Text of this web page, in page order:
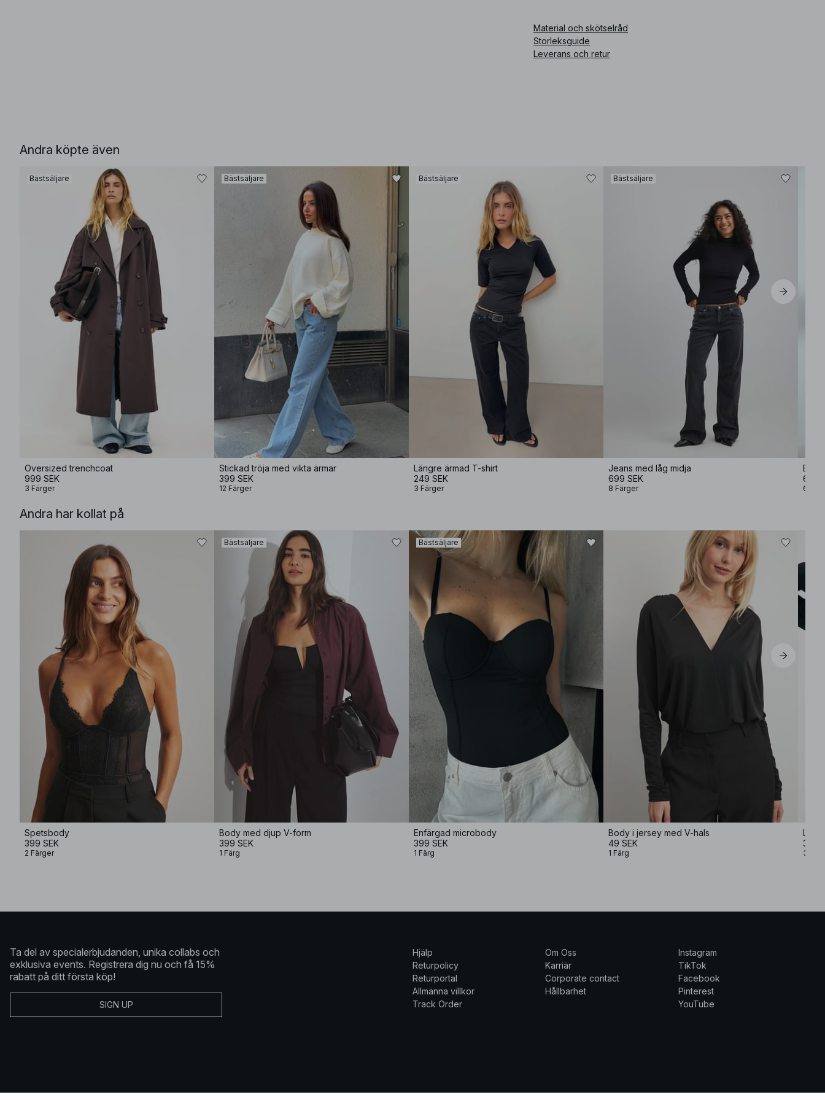
Material och skötselråd
Storleksguide
Leverans och retur
Andra köpte även
Bästsäljare
Oversized trenchcoat
999 SEK
3 Färger
Bästsäljare
Stickad tröja med vikta ärmar
399 SEK
12 Färger
Bästsäljare
Längre ärmad T-shirt
249 SEK
3 Färger
Bästsäljare
Jeans med låg midja
699 SEK
8 Färger
699
6
Andra har kollat på
Spetsbody
399 SEK
2 Färger
Bästsäljare
Body med djup V-form
399 SEK
1 Färg
Bästsäljare
Enfärgad microbody
399 SEK
1 Färg
Body i jersey med V-hals
49 SEK
1 Färg
349
3
Ta del av specialerbjudanden, unika collabs och
exklusiva events. Registrera dig nu och få 15%
rabatt på ditt första köp!
SIGN UP
Hjälp
Returpolicy
Returportal
Allmänna villkor
Track Order
Om Oss
Karriär
Corporate contact
Hållbarhet
Instagram
TikTok
Facebook
Pinterest
YouTube